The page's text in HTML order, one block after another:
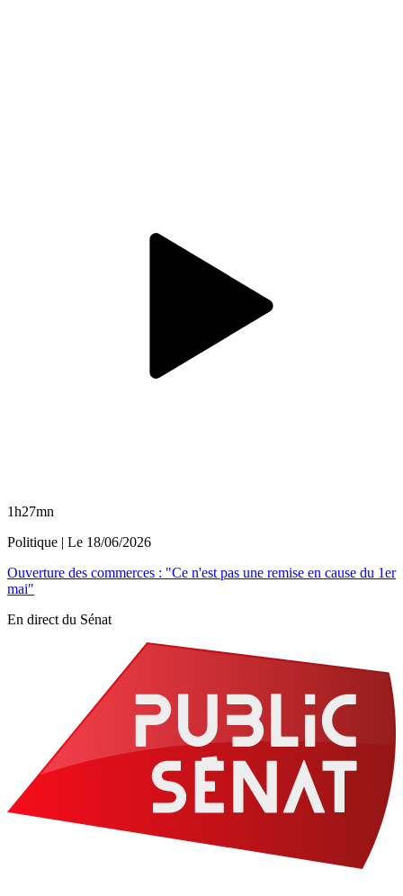
1h27mn
Politique | Le 18/06/2026
Ouverture des commerces : "Ce n'est pas une remise en cause du 1er
mai"
En direct du Sénat